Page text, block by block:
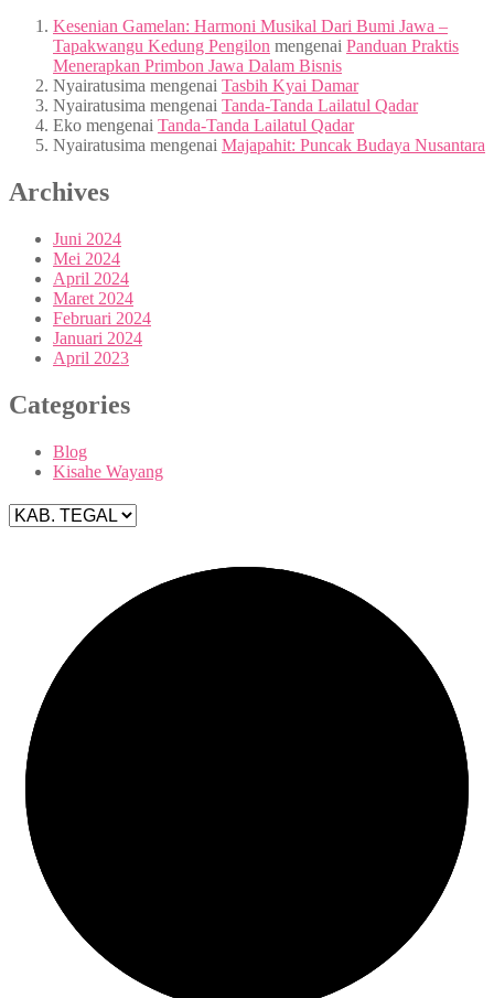
Kesenian Gamelan: Harmoni Musikal Dari Bumi Jawa –
Tapakwangu Kedung Pengilon mengenai Panduan Praktis
Menerapkan Primbon Jawa Dalam Bisnis
Nyairatusima mengenai Tasbih Kyai Damar
Nyairatusima mengenai Tanda-Tanda Lailatul Qadar
Eko mengenai Tanda-Tanda Lailatul Qadar
Nyairatusima mengenai Majapahit: Puncak Budaya Nusantara
Archives
Juni 2024
Mei 2024
April 2024
Maret 2024
Februari 2024
Januari 2024
April 2023
Categories
Blog
Kisahe Wayang